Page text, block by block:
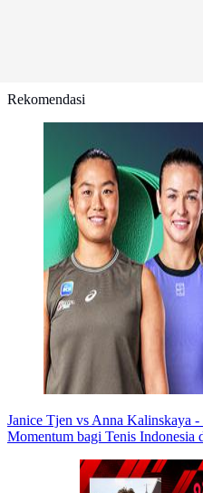
Rekomendasi
Janice Tjen vs Anna Kalinskaya
Momentum bagi Tenis Indonesia